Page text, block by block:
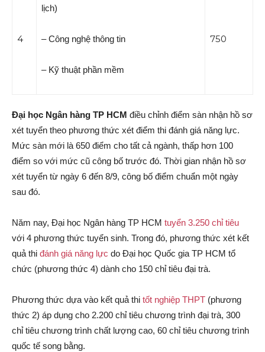
4
lịch)
– Công nghệ thông tin
– Kỹ thuật phần mềm
750
Đại học Ngân hàng TP HCM điều chỉnh điểm sàn nhận hồ sơ
xét tuyển theo phương thức xét điểm thi đánh giá năng lực.
Mức sàn mới là 650 điểm cho tất cả ngành, thấp hơn 100
điểm so với mức cũ công bố trước đó. Thời gian nhận hồ sơ
xét tuyển từ ngày 6 đến 8/9, công bố điểm chuẩn một ngày
sau đó.
Năm nay, Đại học Ngân hàng TP HCM tuyển 3.250 chỉ tiêu
với 4 phương thức tuyển sinh. Trong đó, phương thức xét kết
quả thi đánh giá năng lực do Đại học Quốc gia TP HCM tổ
chức (phương thức 4) dành cho 150 chỉ tiêu đại trà.
Phương thức dựa vào kết quả thi tốt nghiệp THPT (phương
thức 2) áp dụng cho 2.200 chỉ tiêu chương trình đại trà, 300
chỉ tiêu chương trình chất lượng cao, 60 chỉ tiêu chương trình
quốc tế song bằng.